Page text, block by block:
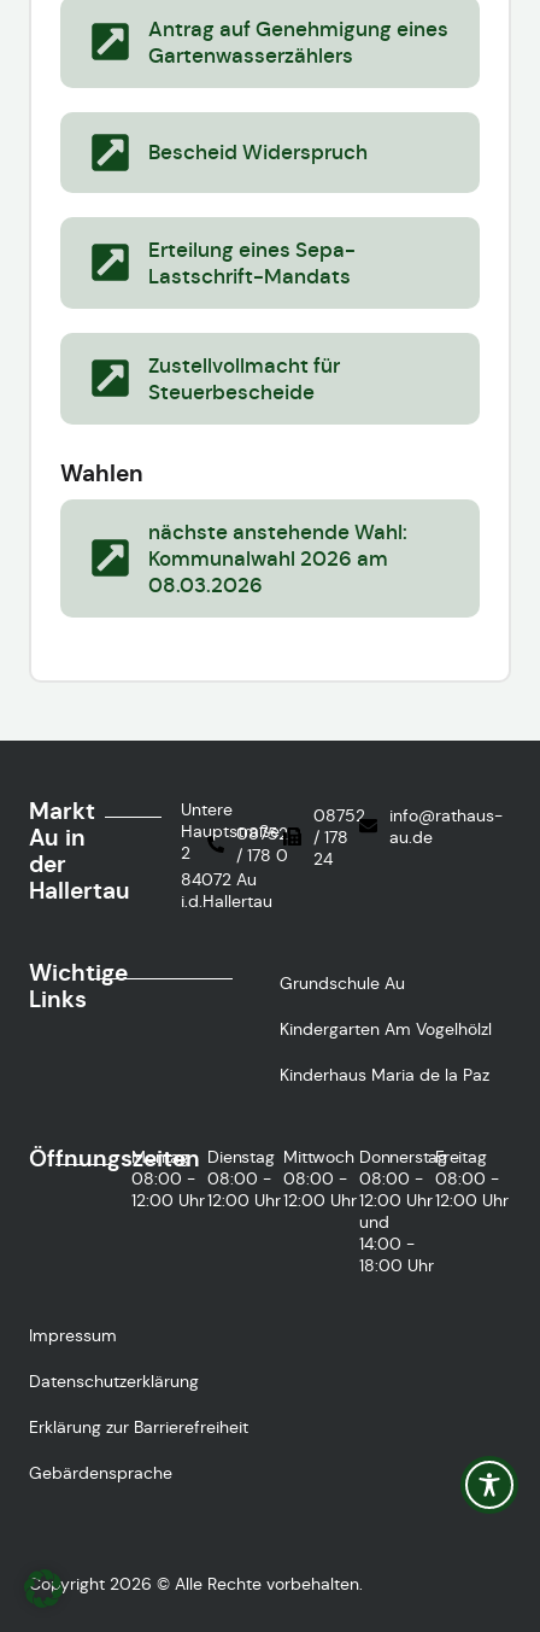
Antrag auf Genehmigung eines
Gartenwasserzählers
Bescheid Widerspruch
Erteilung eines Sepa-
Lastschrift-Mandats
Zustellvollmacht für
Steuerbescheide
Wahlen
nächste anstehende Wahl:
Kommunalwahl 2026 am
08.03.2026
Markt
Au in
der
Hallertau
Untere
Hauptstraße
2
84072 Au
i.d.Hallertau
08752
/ 178 0
08752
/ 178
24
info@rathaus-
au.de
Wichtige
Links
Grundschule Au
Kindergarten Am Vogelhölzl
Kinderhaus Maria de la Paz
Öffnungszeiten
Montag
08:00 -
12:00 Uhr
Dienstag
08:00 -
12:00 Uhr
Mittwoch
08:00 -
12:00 Uhr
Donnerstag
08:00 -
12:00 Uhr
und
14:00 -
18:00 Uhr
Freitag
08:00 -
12:00 Uhr
Impressum
Datenschutzerklärung
Erklärung zur Barrierefreiheit
Gebärdensprache
Copyright 2026 © Alle Rechte vorbehalten.